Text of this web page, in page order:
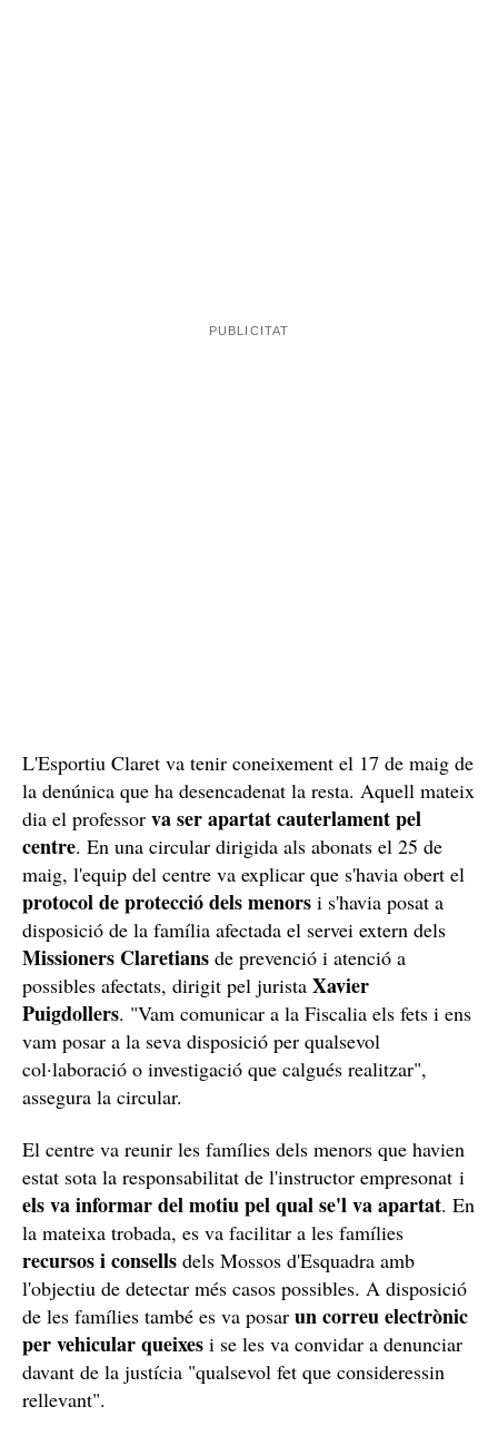
L'Esportiu Claret va tenir coneixement el 17 de maig de
la denúnica que ha desencadenat la resta. Aquell mateix
dia el professor va ser apartat cauterlament pel
centre. En una circular dirigida als abonats el 25 de
maig, l'equip del centre va explicar que s'havia obert el
protocol de protecció dels menors i s'havia posat a
disposició de la família afectada el servei extern dels
Missioners Claretians de prevenció i atenció a
possibles afectats, dirigit pel jurista Xavier
Puigdollers. "Vam comunicar a la Fiscalia els fets i ens
vam posar a la seva disposició per qualsevol
col·laboració o investigació que calgués realitzar",
assegura la circular.